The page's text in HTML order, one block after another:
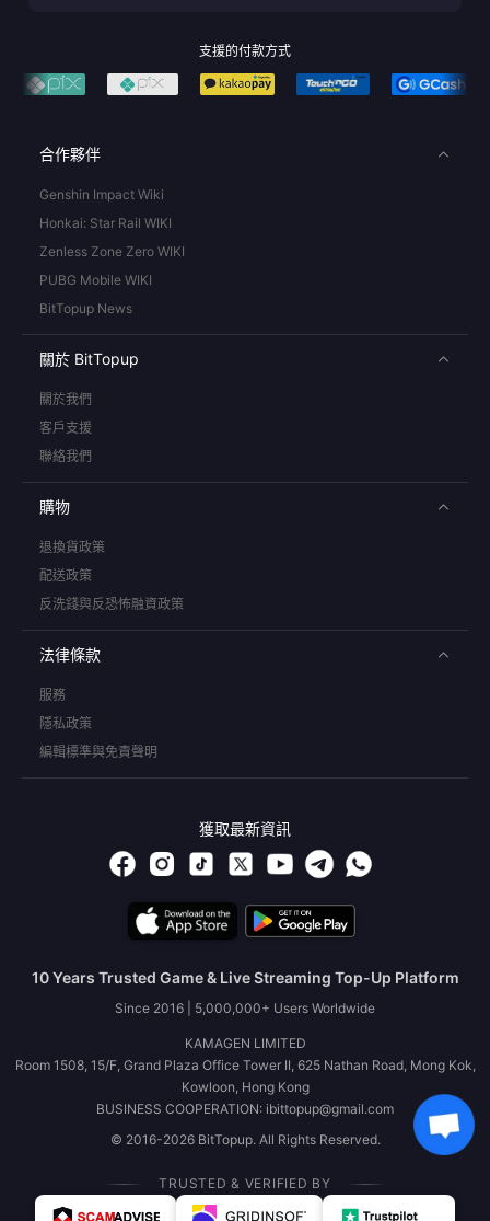
支援的付款方式
合作夥伴
Genshin Impact Wiki
Honkai: Star Rail WIKI
Zenless Zone Zero WIKI
PUBG Mobile WIKI
BitTopup News
關於 BitTopup
關於我們
客戶支援
聯絡我們
購物
退換貨政策
配送政策
反洗錢與反恐怖融資政策
法律條款
服務
隱私政策
編輯標準與免責聲明
獲取最新資訊
10 Years Trusted Game & Live Streaming Top-Up Platform
Since 2016 | 5,000,000+ Users Worldwide
KAMAGEN LIMITED
Room 1508, 15/F, Grand Plaza Office Tower II, 625 Nathan Road, Mong Kok,
Kowloon, Hong Kong
BUSINESS COOPERATION: ibittopup@gmail.com
© 2016-2026 BitTopup. All Rights Reserved.
TRUSTED & VERIFIED BY